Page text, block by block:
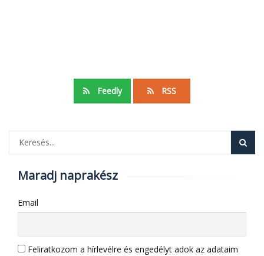
Feedly RSS
Maradj naprakész
Email
Feliratkozom a hírlevélre és engedélyt adok az adataim